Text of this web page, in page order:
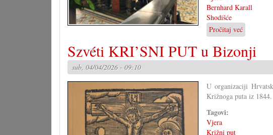
Bernhard Karall
Shodišće
Pročitaj već
Jubilarno
stoveto
shodišće
Szvéti KRI’SNI PUT u Bizonji
sub, 04/04/2026 - 09:10
U organizaciji
Križnoga puta iz
Tagovi:
Vjera
Križni put